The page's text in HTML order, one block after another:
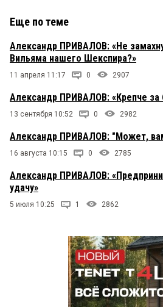
Еще по теме
Александр ПРИВАЛОВ: «Не
Вильяма нашего Шекспира?»
11 апреля 11:17 0 2907
Александр ПРИВАЛОВ: «Крепче за
13 сентября 10:52 0 2982
Александр ПРИВАЛОВ: "Может,
16 августа 10:15 0 2785
Александр ПРИВАЛОВ:
удачу»
5 июля 10:25 1 2862